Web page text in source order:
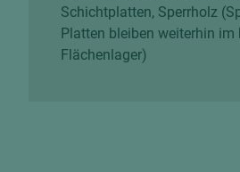
Schichtplatten, Sperrholz
Platten bleiben weiterhin im
Flächenlager)